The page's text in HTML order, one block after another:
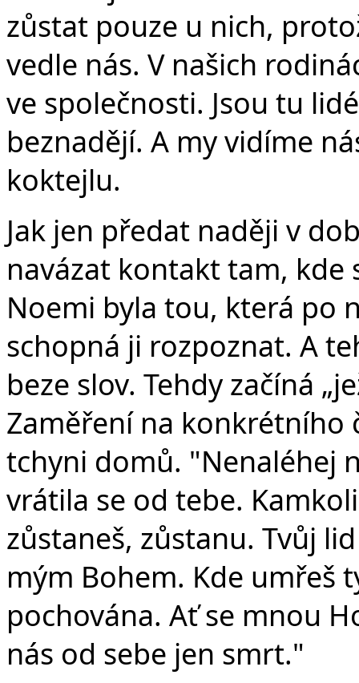
zůstat pouze u nich,
vedle nás. V našich
ve společnosti. Jsou tu
beznadějí. A my vidíme
koktejlu.
Jak jen předat naději v
navázat kontakt tam, kde
Noemi byla tou, která po
schopná ji rozpoznat. A
beze slov. Tehdy začíná
Zaměření na konkrétního
tchyni domů. "Nenaléhej
vrátila se od tebe.
zůstaneš, zůstanu. Tvůj
mým Bohem. Kde umřeš
pochována. Ať se mnou
nás od sebe jen smrt."